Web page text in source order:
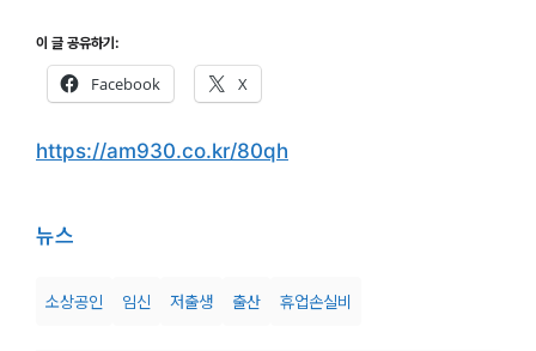
이 글 공유하기:
Facebook X
https://am930.co.kr/80qh
뉴스
소상공인 임신 저출생 출산 휴업손실비